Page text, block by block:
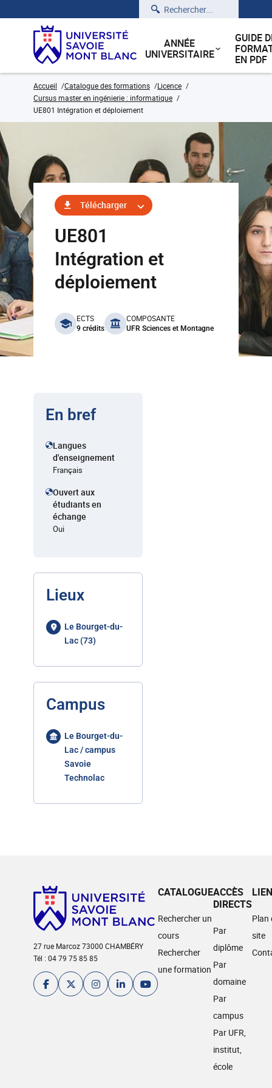
Rechercher
ANNÉE
UNIVERSITAIRE
GUIDE
EN PDF
Accueil Catalogue des formations
Licence
Cursus master en ingénierie : informatique
UE801 Intégration et déploiement
Télécharger
UE801
Intégration et
déploiement
benefits
ECTS
9 crédits
COMPOSANTE
UFR Sciences et Montagne
En bref
Langues
d'enseignement
Français
Ouvert aux
étudiants en
échange
Oui
Lieux
Le Bourget-du-
Lac (73)
Campus
Le Bourget-du-
Lac / campus
Savoie
Technolac
27 rue Marcoz 73000 CHAMBÉRY
Tél : 04 79 75 85 85
CATALOGUE
Rechercher un
cours
Rechercher
une formation
ACCÈS
DIRECTS
Par
diplôme
Par
domaine
Par
campus
Par UFR,
institut,
école
Plan
site